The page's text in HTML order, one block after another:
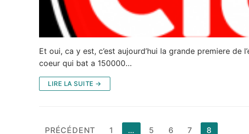
Et oui, ca y est, c’est aujourd’hui la grande premiere
coeur qui bat a 150000…
LIRE LA SUITE →
Pagination
PRÉCÉDENT 1 … 5 6 7 8